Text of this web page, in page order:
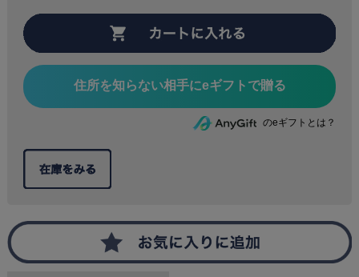
住所を知らない相手にeギフトで贈る
のeギフトとは？